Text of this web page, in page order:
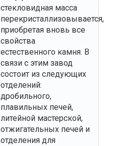
стекловидная масса
перекристаллизовывается,
приобретая вновь все
свойства
естественного камня. В
связи с этим завод
состоит из следующих
отделений:
дробильного,
плавильных печей,
литейной мастерской,
отжигательных печей и
отделения для